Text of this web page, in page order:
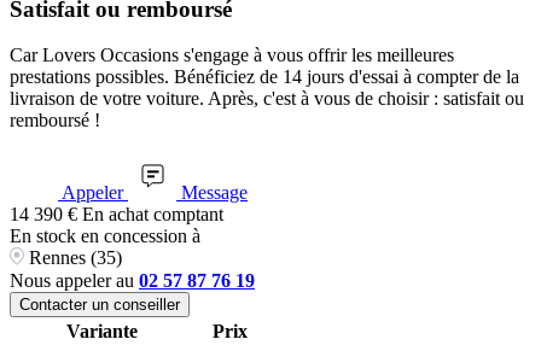
Satisfait ou remboursé
Car Lovers Occasions s'engage à vous offrir les meilleures
prestations possibles. Bénéficiez de 14 jours d'essai à compter de la
livraison de votre voiture. Après, c'est à vous de choisir : satisfait ou
remboursé !
Appeler
Message
14 390 € En achat comptant
En stock en concession à
Rennes (35)
Nous appeler au 02 57 87 76 19
Contacter un conseiller
Variante
Prix